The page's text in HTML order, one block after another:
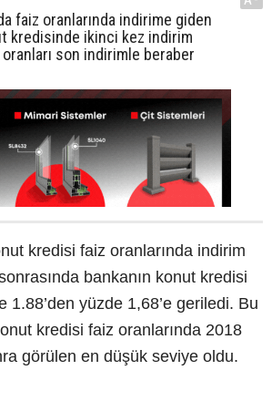
faiz oranlarında indirime giden
kredisinde ikinci kez indirim
oranları son indirimle beraber
kredisi faiz oranlarında indirim
bankanın konut kredisi
1.88’den yüzde 1,68’e geriledi. Bu
kredisi faiz oranlarında 2018
görülen en düşük seviye oldu.